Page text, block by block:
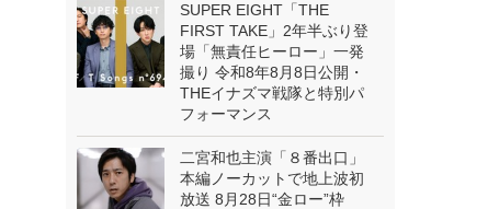
SUPER EIGHT「THE
FIRST TAKE」2年半ぶり登
場「無責任ヒーロー」一発
撮り 令和8年8月8日公開・
THEイナズマ戦隊と特別パ
フォーマンス
二宮和也主演「８番出口」
本編ノーカットで地上波初
放送 8月28日“金ロー”枠